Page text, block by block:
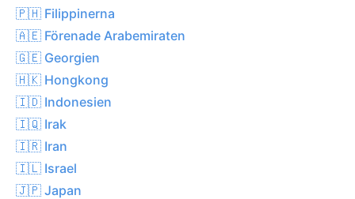
🇵🇭 Filippinerna
🇦🇪 Förenade Arabemiraten
🇬🇪 Georgien
🇭🇰 Hongkong
🇮🇩 Indonesien
🇮🇶 Irak
🇮🇷 Iran
🇮🇱 Israel
🇯🇵 Japan